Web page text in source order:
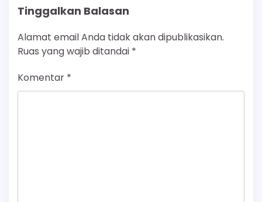
Tinggalkan Balasan
Alamat email Anda tidak akan dipublikasikan.
Ruas yang wajib ditandai *
Komentar *